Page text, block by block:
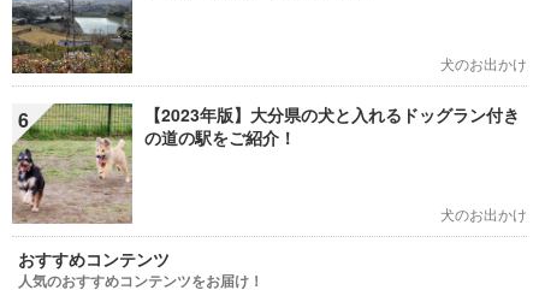
犬のお出かけ
6
【2023年版】大分県の犬と入れるドッグラン付き
の道の駅をご紹介！
犬のお出かけ
おすすめコンテンツ
人気のおすすめコンテンツをお届け！